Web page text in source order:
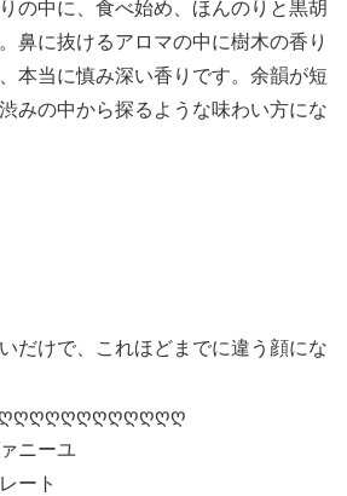
の中に、食べ始め、ほんのりと黒胡
鼻に抜けるアロマの中に樹木の香り
本当に慎み深い香りです。余韻が短
みの中から探るような味わい方にな
だけで、これほどまでに違う顔にな
ニーユ
ート